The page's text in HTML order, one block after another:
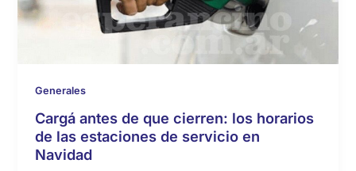
Generales
Cargá antes de que cierren: los horarios
de las estaciones de servicio en
Navidad